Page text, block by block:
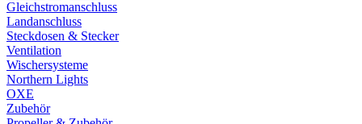
Gleichstromanschluss
Landanschluss
Steckdosen & Stecker
Ventilation
Wischersysteme
Northern Lights
OXE
Zubehör